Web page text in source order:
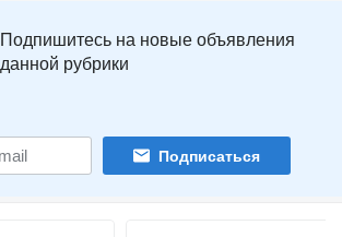
Подпишитесь на новые объявления
данной рубрики
Подписаться